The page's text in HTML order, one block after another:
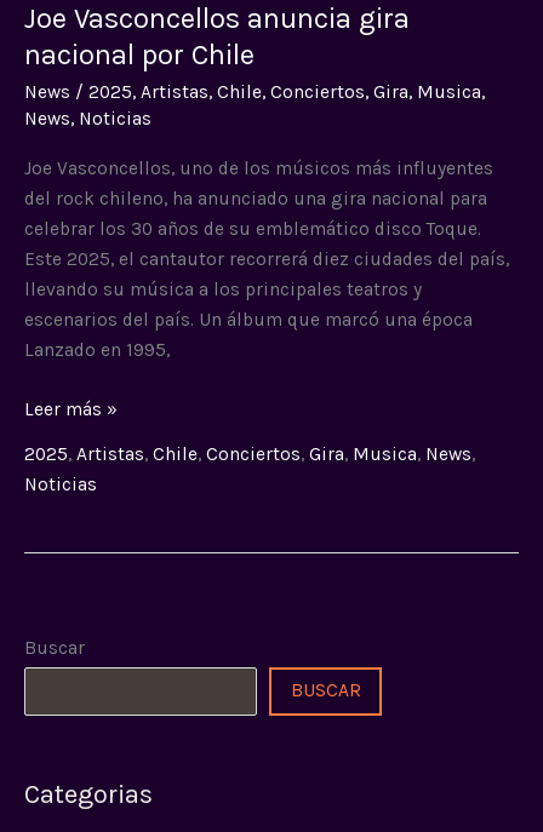
Joe Vasconcellos anuncia gira
nacional por Chile
News / 2025, Artistas, Chile, Conciertos, Gira, Musica,
News, Noticias
Joe Vasconcellos, uno de los músicos más influyentes
del rock chileno, ha anunciado una gira nacional para
celebrar los 30 años de su emblemático disco Toque.
Este 2025, el cantautor recorrerá diez ciudades del país,
llevando su música a los principales teatros y
escenarios del país. Un álbum que marcó una época
Lanzado en 1995,
anuncia
gira
por
Leer más »
2025, Artistas, Chile, Conciertos, Gira, Musica, News,
Noticias
Buscar
BUSCAR
Categorias